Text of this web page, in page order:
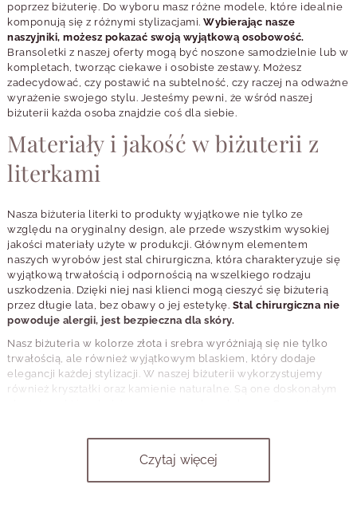
poprzez biżuterię. Do wyboru masz różne modele, które idealnie
komponują się z różnymi stylizacjami. Wybierając nasze
naszyjniki, możesz pokazać swoją wyjątkową osobowość.
Bransoletki z naszej oferty mogą być noszone samodzielnie lub w
kompletach, tworząc ciekawe i osobiste zestawy. Możesz
zadecydować, czy postawić na subtelność, czy raczej na odważne
wyrażenie swojego stylu. Jesteśmy pewni, że wśród naszej
biżuterii każda osoba znajdzie coś dla siebie.
Materiały i jakość w biżuterii z
literkami
Nasza biżuteria literki to produkty wyjątkowe nie tylko ze
względu na oryginalny design, ale przede wszystkim wysokiej
jakości materiały użyte w produkcji. Głównym elementem
naszych wyrobów jest stal chirurgiczna, która charakteryzuje się
wyjątkową trwałością i odpornością na wszelkiego rodzaju
uszkodzenia. Dzięki niej nasi klienci mogą cieszyć się biżuterią
przez długie lata, bez obawy o jej estetykę. Stal chirurgiczna nie
powoduje alergii, jest bezpieczna dla skóry.
Nasz biżuteria w kolorze złota i srebra wyróżniają się nie tylko
trwałością, ale również wyjątkowym blaskiem, który dodaje
elegancji każdej stylizacji. W naszej biżuterii wykorzystujemy
również kryształki oraz kamienie naturalne. Są one doskonałym
Czytaj więcej